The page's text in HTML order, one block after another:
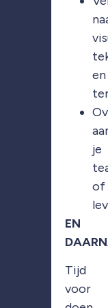
en
je
of
EN
Tijd
voor